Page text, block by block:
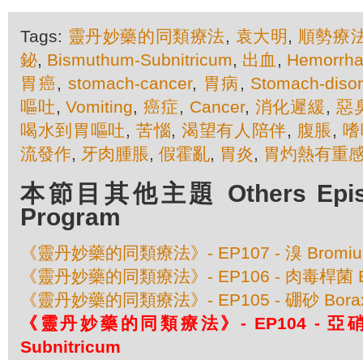
Tags: 靈丹妙藥的同類療法, 袁大明 , 順勢療
鉍, Bismuthum-Subnitricum, 出血 ,
胃癌, stomach-cancer, 胃病 , Stomach-
嘔吐,Vomiting,癌症, Cancer, 消化遲緩, 惡
喝水到胃嘔吐, 苦惱, 渴望有人陪伴, 腹脹,
流發作, 牙肉腫脹, 假霍亂, 胃炎, 胃灼熱有重
本節目其他主題 Others
Program
《靈丹妙藥的同類療法》- EP107 - 溴
《靈丹妙藥的同類療法》- EP106 - 肉毒桿菌
《靈丹妙藥的同類療法》- EP105 - 硼砂
《靈丹妙藥的同類療法》- EP104 - 亞
Subnitricum